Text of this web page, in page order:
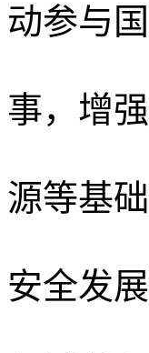
动参与
事，增
源等基
安全发